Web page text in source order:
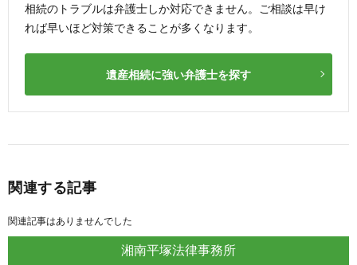
相続のトラブルは弁護士しか対応できません。ご相談は早け
れば早いほど対策できることが多くなります。
遺産相続に強い弁護士を探す
関連する記事
関連記事はありませんでした
湘南平塚法律事務所